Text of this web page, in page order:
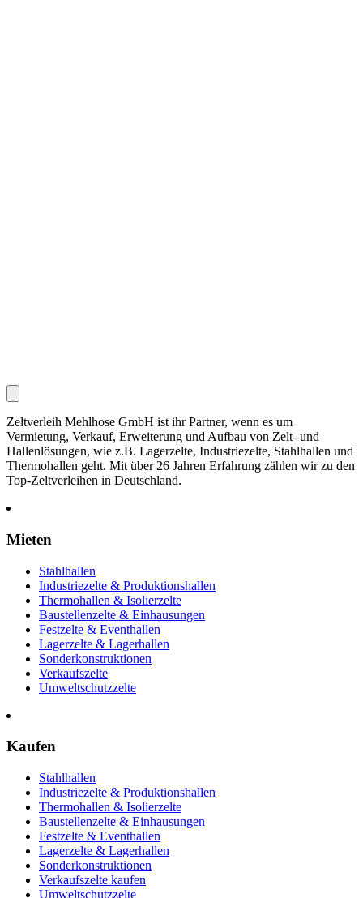
Zeltverleih Mehlhose GmbH ist ihr Partner, wenn es um
Vermietung, Verkauf, Erweiterung und Aufbau von Zelt- und
Hallenlösungen, wie z.B. Lagerzelte, Industriezelte, Stahlhallen und
Thermohallen geht. Mit über 26 Jahren Erfahrung zählen wir zu den
Top-Zeltverleihen in Deutschland.
Mieten
Stahlhallen
Industriezelte & Produktionshallen
Thermohallen & Isolierzelte
Baustellenzelte & Einhausungen
Festzelte & Eventhallen
Lagerzelte & Lagerhallen
Sonderkonstruktionen
Verkaufszelte
Umweltschutzzelte
Kaufen
Stahlhallen
Industriezelte & Produktionshallen
Thermohallen & Isolierzelte
Baustellenzelte & Einhausungen
Festzelte & Eventhallen
Lagerzelte & Lagerhallen
Sonderkonstruktionen
Verkaufszelte kaufen
Umweltschutzzelte